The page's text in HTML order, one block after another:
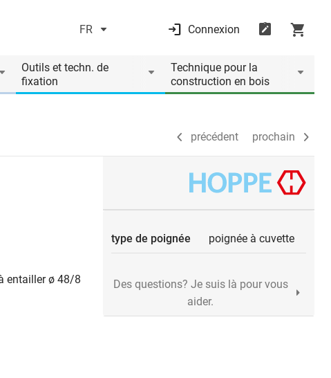
FR Connexion
Outils et techn. de
fixation
Technique pour la
construction en bois
précédent prochain
précédent prochain
entailler ø 48/8
type de poignée poignée à cuvette
Des questions? Je suis là pour vous
aider.